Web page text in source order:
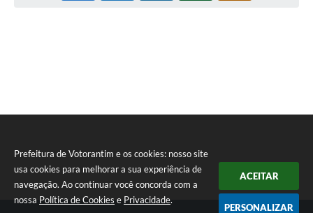
Prefeitura de Votorantim e os cookies: nosso site
usa cookies para melhorar a sua experiência de
navegação. Ao continuar você concorda com a
nossa Política de Cookies e Privacidade.
ACEITAR
PERSONALIZAR